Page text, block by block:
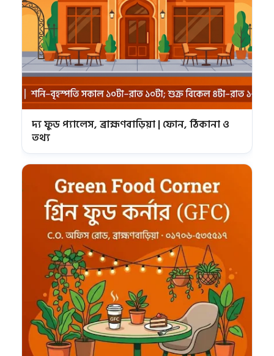
দ্য ফুড প্যালেস, ব্রাহ্মণবাড়িয়া | ফোন, ঠিকানা ও
তথ্য